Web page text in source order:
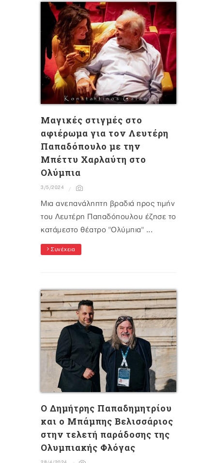
Μαγικές στιγμές στο
αφιέρωμα για τον Λευτέρη
Παπαδόπουλο με την
Μπέττυ Χαρλαύτη στο
Ολύμπια
3/5/2024
Μια ανεπανάληπτη βραδιά προς τιμήν
του Λευτέρη Παπαδόπουλου έζησε το
κατάμεστο θέατρο "Ολύμπια" ...
Συνέχεια
Ο Δημήτρης Παπαδημητρίου
και ο Μπάμπης Βελισσάριος
στην τελετή παράδοσης της
Ολυμπιακής Φλόγας